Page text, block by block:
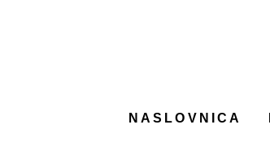
NASLOVNICA